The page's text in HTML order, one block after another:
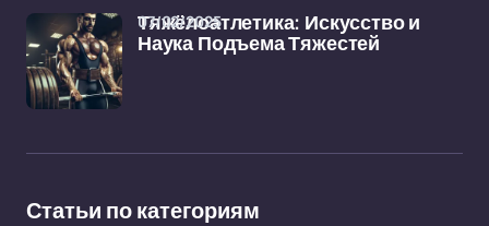
Тяжёлоатлетика: Искусство и
Наука Подъема Тяжестей
07/02/2025
Статьи по категориям